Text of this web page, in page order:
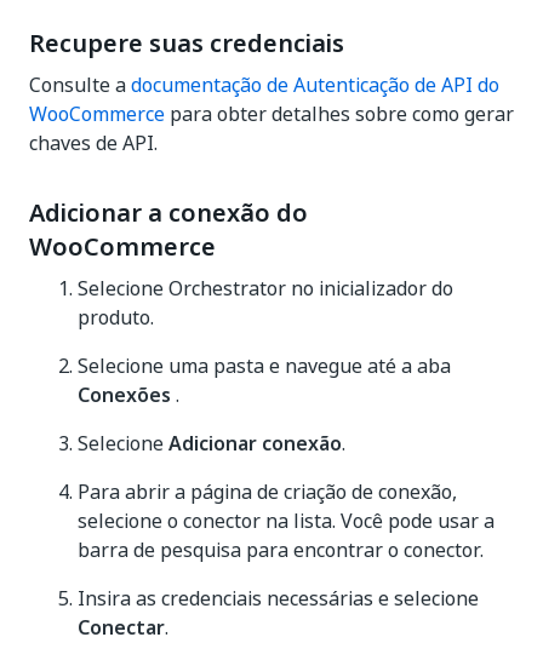
Recupere suas credenciais
Consulte adocumentação de Autenticação de API do
WooCommerce para obter detalhes sobre como gerar
chaves de API.
Adicionar a conexão do
WooCommerce
Selecione Orchestrator no inicializador do
produto.
Selecione uma pasta e navegue até a aba
Conexões .
SelecioneAdicionar conexão.
Para abrir a página de criação de conexão,
selecione o conector na lista. Você pode usar a
barra de pesquisa para encontrar o conector.
Insira as credenciais necessárias e selecione
Conectar.